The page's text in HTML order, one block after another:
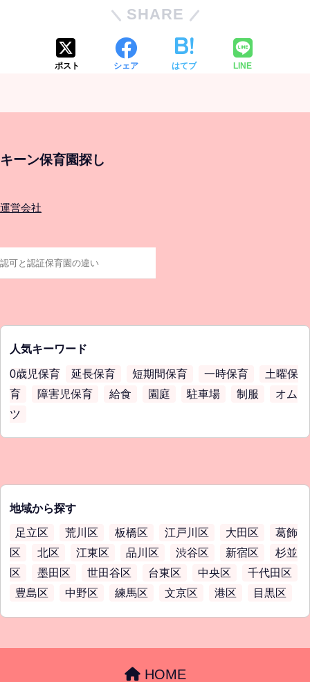
SHARE
ポスト シェア はてブ LINE
キーン保育園探し
運営会社
人気キーワード
0歳児保育 延長保育 短期間保育 一時保育
土曜保
育
障害児保育 給食 園庭 駐車場 制服
オム
ツ
地域から探す
足立区 荒川区 板橋区 江戸川区 大田区
葛飾
区
北区 江東区 品川区 渋谷区 新宿区
杉並
区
墨田区 世田谷区 台東区 中央区
千代田区
豊島区
中野区 練馬区 文京区 港区 目黒区
HOME